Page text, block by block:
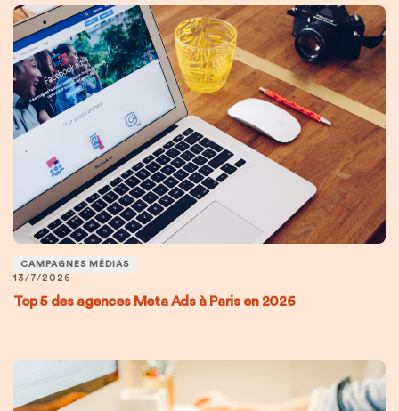
CAMPAGNES MÉDIAS
13/7/2026
Top 5 des agences Meta Ads à Paris en 2026